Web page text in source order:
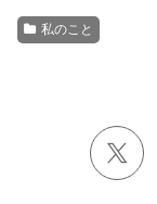
私のこと